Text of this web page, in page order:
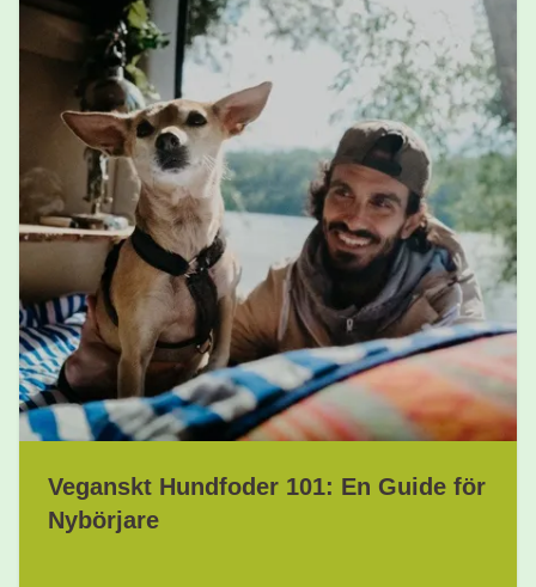
Veganskt Hundfoder 101: En Guide för
Nybörjare